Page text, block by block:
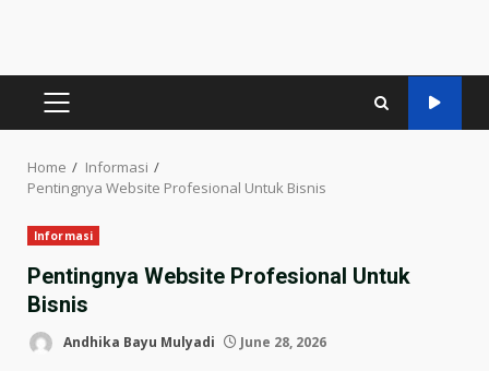
PRIMARY
Home
Informasi
Pentingnya Website Profesional Untuk Bisnis
Informasi
Pentingnya Website Profesional Untuk
Bisnis
Andhika Bayu Mulyadi June 28, 2026